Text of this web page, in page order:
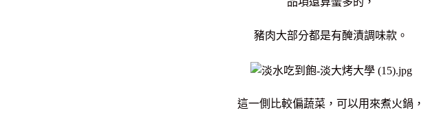
豬肉大部分都是有醃漬調味款。
這一側比較偏蔬菜，可以用來煮火鍋，